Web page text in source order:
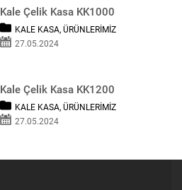
Kale Çelik Kasa KK1000
KALE KASA,ÜRÜNLERIMIZ
27.05.2024
Kale Çelik Kasa KK1200
KALE KASA,ÜRÜNLERIMIZ
27.05.2024